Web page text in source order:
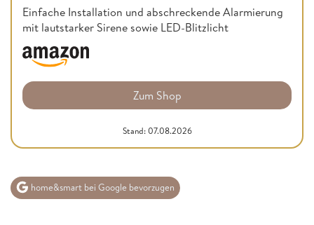
Einfache Installation und abschreckende Alarmierung
mit lautstarker Sirene sowie LED-Blitzlicht
Zum Shop
Stand: 07.08.2026
home&smart bei Google bevorzugen